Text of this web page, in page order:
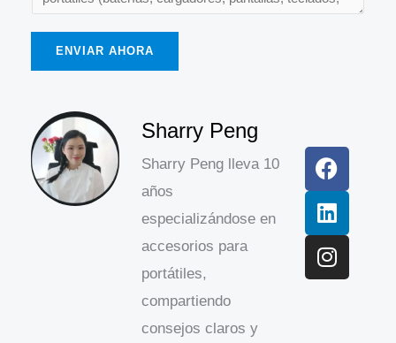
ENVIAR AHORA
Sharry Peng
Sharry Peng lleva 10
años
especializándose en
accesorios para
portátiles,
compartiendo
consejos claros y
a
c
e
b
o
o
k
i
n
k
e
d
i
n
n
s
t
a
g
r
a